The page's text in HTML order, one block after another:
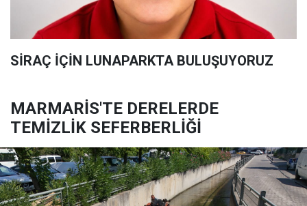
SİRAÇ İÇİN LUNAPARKTA BULUŞUYORUZ
MARMARİS'TE DERELERDE
TEMİZLİK SEFERBERLİĞİ